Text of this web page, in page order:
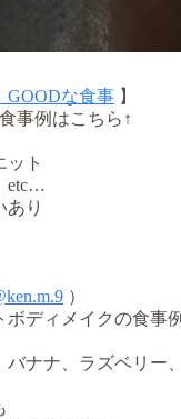
な食事 】
事例はこちら↑
ット
etc…
あり
）
ボディメイクの食事
バナナ、ラズベリー